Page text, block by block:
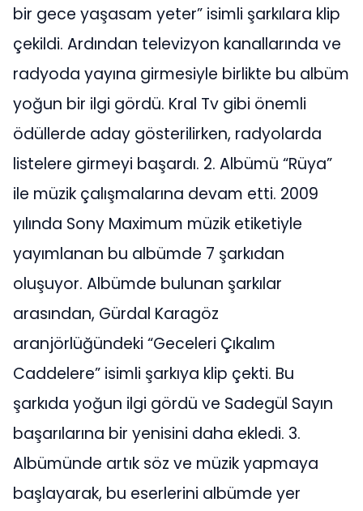
bir gece yaşasam yeter” isimli şarkılara klip
çekildi. Ardından televizyon kanallarında ve
radyoda yayına girmesiyle birlikte bu albüm
yoğun bir ilgi gördü. Kral Tv gibi önemli
ödüllerde aday gösterilirken, radyolarda
listelere girmeyi başardı. 2. Albümü “Rüya”
ile müzik çalışmalarına devam etti. 2009
yılında Sony Maximum müzik etiketiyle
yayımlanan bu albümde 7 şarkıdan
oluşuyor. Albümde bulunan şarkılar
arasından, Gürdal Karagöz
aranjörlüğündeki “Geceleri Çıkalım
Caddelere” isimli şarkıya klip çekti. Bu
şarkıda yoğun ilgi gördü ve Sadegül Sayın
başarılarına bir yenisini daha ekledi. 3.
Albümünde artık söz ve müzik yapmaya
başlayarak, bu eserlerini albümde yer